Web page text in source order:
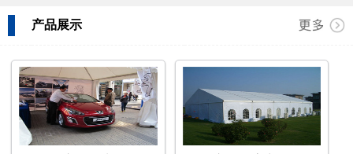
产品展示